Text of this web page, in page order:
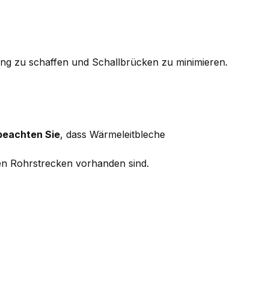
zu schaffen und Schallbrücken zu minimieren.
Sie, dass Wärmeleitbleche
Rohrstrecken vorhanden sind.